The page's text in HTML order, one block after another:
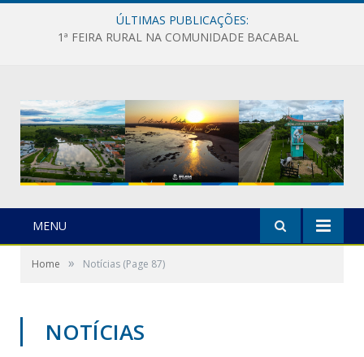
ÚLTIMAS PUBLICAÇÕES:
1ª FEIRA RURAL NA COMUNIDADE BACABAL
MENU
Home » Notícias (Page 87)
NOTÍCIAS